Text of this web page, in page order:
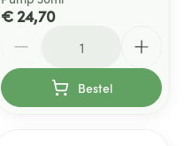
€ 24,70
Bestel